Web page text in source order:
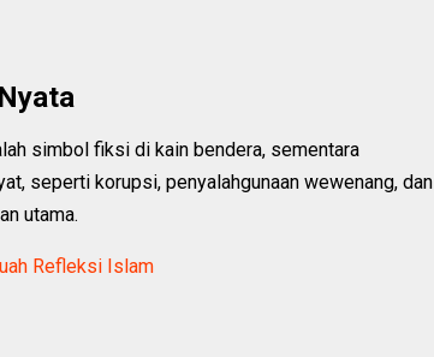
simbol fiksi di kain bendera, sementara
seperti korupsi, penyalahgunaan wewenang, dan
utama.
Refleksi Islam